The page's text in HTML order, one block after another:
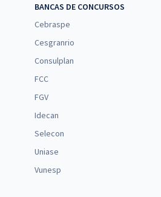
BANCAS DE CONCURSOS
Cebraspe
Cesgranrio
Consulplan
FCC
FGV
Idecan
Selecon
Uniase
Vunesp